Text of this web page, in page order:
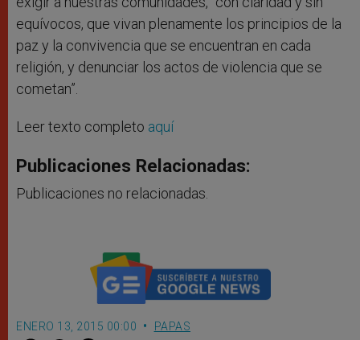
equívocos, que vivan plenamente los principios de la
paz y la convivencia que se encuentran en cada
religión, y denunciar los actos de violencia que se
cometan”.
Leer texto completo aquí
Publicaciones Relacionadas:
Publicaciones no relacionadas.
ENERO 13, 2015 00:00 PAPAS